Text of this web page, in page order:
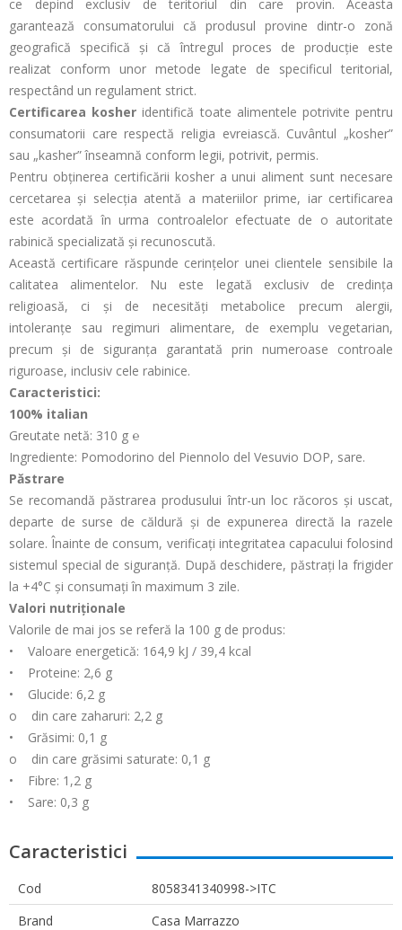
ce depind exclusiv de teritoriul din care provin. Aceasta
garantează consumatorului că produsul provine dintr-o zonă
geografică specifică și că întregul proces de producție este
realizat conform unor metode legate de specificul teritorial,
respectând un regulament strict.
Certificarea kosher identifică toate alimentele potrivite pentru
consumatorii care respectă religia evreiască. Cuvântul „kosher”
sau „kasher” înseamnă conform legii, potrivit, permis.
Pentru obținerea certificării kosher a unui aliment sunt necesare
cercetarea și selecția atentă a materiilor prime, iar certificarea
este acordată în urma controalelor efectuate de o autoritate
rabinică specializată și recunoscută.
Această certificare răspunde cerințelor unei clientele sensibile la
calitatea alimentelor. Nu este legată exclusiv de credința
religioasă, ci și de necesități metabolice precum alergii,
intoleranțe sau regimuri alimentare, de exemplu vegetarian,
precum și de siguranța garantată prin numeroase controale
riguroase, inclusiv cele rabinice.
Caracteristici:
100% italian
Greutate netă: 310 g ℮
Ingrediente: Pomodorino del Piennolo del Vesuvio DOP, sare.
Păstrare
Se recomandă păstrarea produsului într-un loc răcoros și uscat,
departe de surse de căldură și de expunerea directă la razele
solare. Înainte de consum, verificați integritatea capacului folosind
sistemul special de siguranță. După deschidere, păstrați la frigider
la +4°C și consumați în maximum 3 zile.
Valori nutriționale
Valorile de mai jos se referă la 100 g de produs:
• Valoare energetică: 164,9 kJ / 39,4 kcal
• Proteine: 2,6 g
• Glucide: 6,2 g
o din care zaharuri: 2,2 g
• Grăsimi: 0,1 g
o din care grăsimi saturate: 0,1 g
• Fibre: 1,2 g
• Sare: 0,3 g
Caracteristici
Cod
8058341340998->ITC
Brand
Casa Marrazzo